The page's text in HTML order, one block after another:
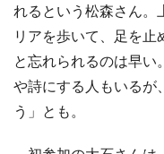
れるという松森さん。
リアを歩いて、足を
と忘れられるのは早
や詩にする人もいるが
う」とも。